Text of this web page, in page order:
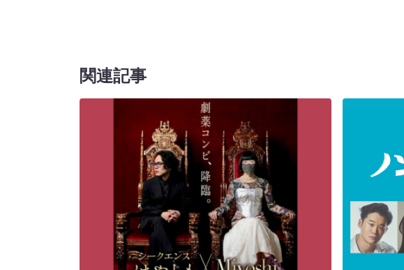
関連記事